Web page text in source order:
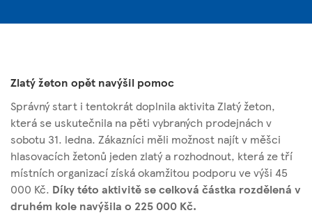
Zlatý žeton opět navýšil pomoc
Správný start i tentokrát doplnila aktivita Zlatý žeton,
která se uskutečnila na pěti vybraných prodejnách v
sobotu 31. ledna. Zákazníci měli možnost najít v měšci
hlasovacích žetonů jeden zlatý a rozhodnout, která ze tří
místních organizací získá okamžitou podporu ve výši 45
000 Kč. Díky této aktivitěse celková částka rozdělená v
druhém kole navýšila o 225 000 Kč.